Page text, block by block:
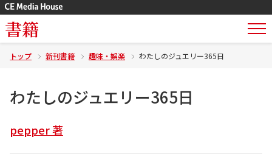
書籍
トップ 新刊書籍 趣味・娯楽 わたしのジュエリー365日
わたしのジュエリー365日
pepper 著